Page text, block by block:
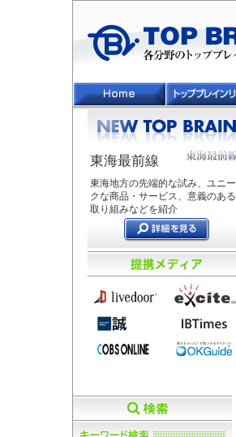
東海最前線
東海地方の先端的な試み、ユニー
クな商品・サービス、意義のある
取り組みなどを紹介